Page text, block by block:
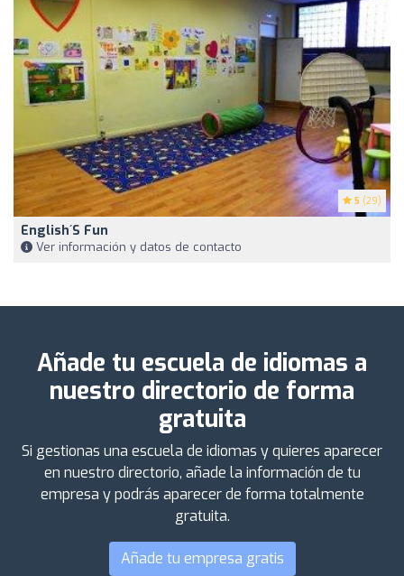
5 (29)
English´s Fun
Ver información y datos de contacto
Añade tu escuela de idiomas a
nuestro directorio de forma
gratuita
Si gestionas una escuela de idiomas y quieres aparecer
en nuestro directorio, añade la información de tu
empresa y podrás aparecer de forma totalmente
gratuita.
Añade tu empresa gratis